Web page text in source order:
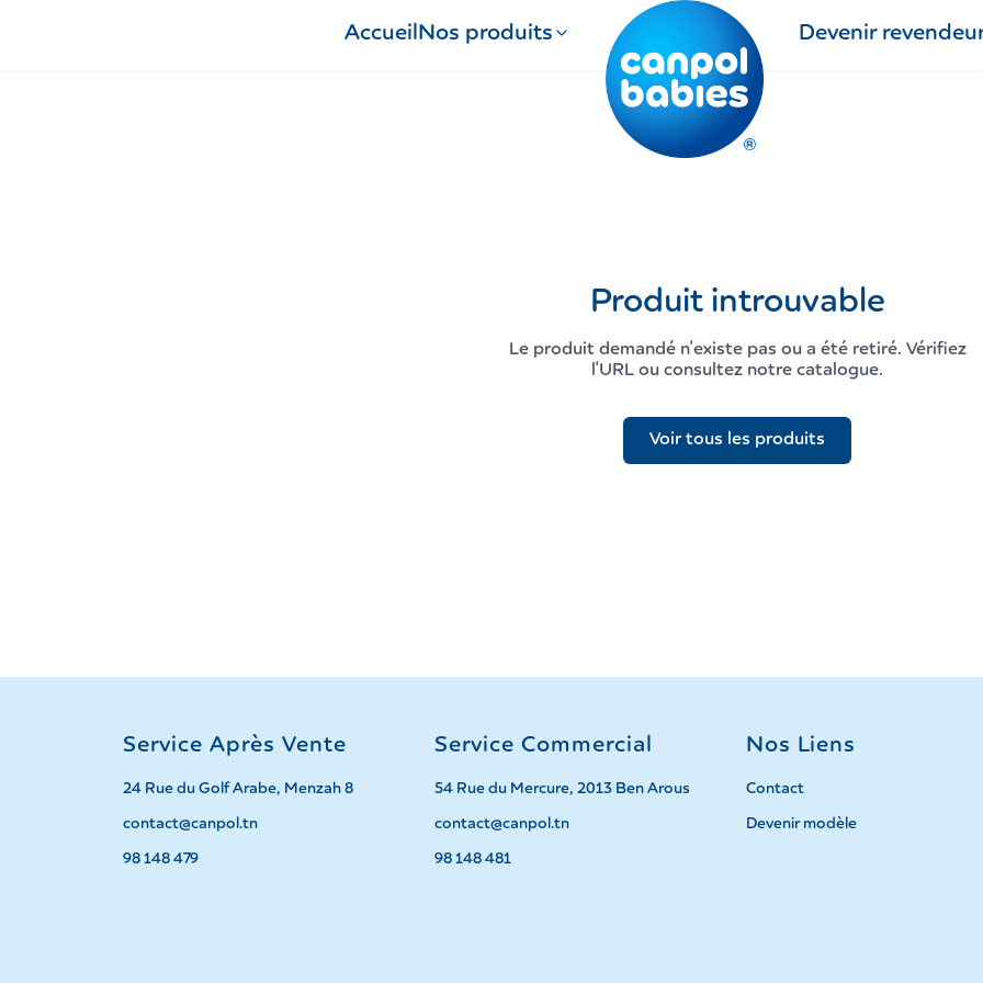
AccueilNos produits Devenir
Produit introuvable
Le produit demandé n'existe pas ou a été retiré. Vérifiez
l'URL ou consultez notre catalogue.
Voir tous les produits
Service Après Vente
24 Rue du Golf Arabe, Menzah 8
contact@canpol.tn
98 148 479
Service Commercial
54 Rue du Mercure, 2013 Ben Arous
contact@canpol.tn
98 148 481
Nos Liens
Contact
Devenir modèle